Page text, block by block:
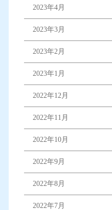
2023年4月
2023年3月
2023年2月
2023年1月
2022年12月
2022年11月
2022年10月
2022年9月
2022年8月
2022年7月